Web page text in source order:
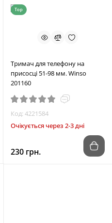
Top
Тримач для телефону на
присосці 51-98 мм. Winso
201160
Код: 4221584
Очікується через 2-3 дні
230 грн.